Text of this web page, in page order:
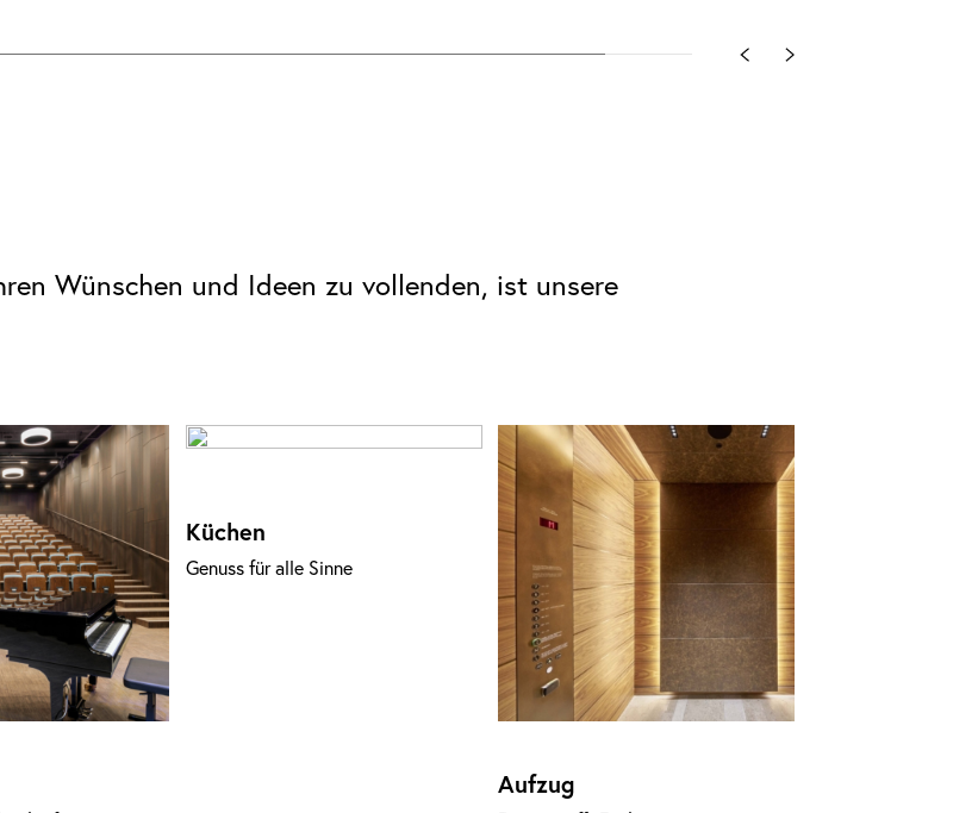
Wünschen und Ideen zu vollenden, ist unsere
Küchen
Genuss für alle Sinne
Aufzug